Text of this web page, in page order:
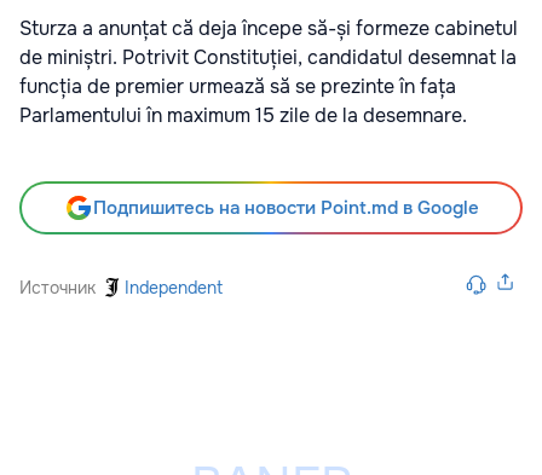
Sturza a anunțat că deja începe să-și formeze cabinetul
de miniștri. Potrivit Constituției, candidatul desemnat la
funcția de premier urmează să se prezinte în fața
Parlamentului în maximum 15 zile de la desemnare.
Подпишитесь на новости Point.md в Google
Источник Independent